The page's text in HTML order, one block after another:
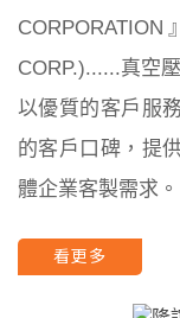
CORPORATION
CORP.)......真空
以優質的客戶服
的客戶口碑，提
體企業客製需求。
看更多